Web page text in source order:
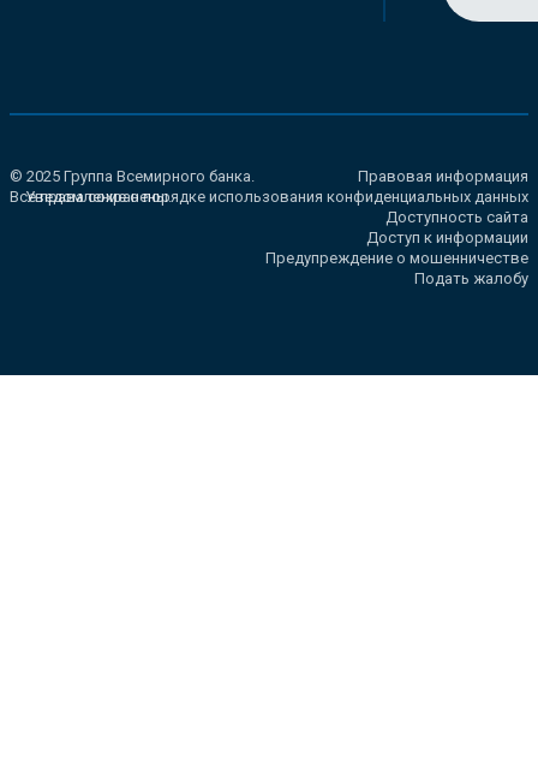
© 2025 Группа Всемирного банка.
Все права сохранены.
Правовая информация
Уведомление о порядке использования конфиденциальных данных
Доступность сайта
Доступ к информации
Предупреждение о мошенничестве
Подать жалобу